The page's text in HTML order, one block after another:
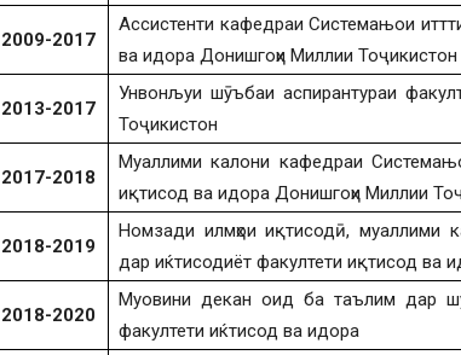
2009-2017
Ассистенти кафедраи Системањои
ва идора Донишгоҳи Миллии Тоҷикистон
2013-2017
Унвонљуи шӯъбаи аспирантураи
Тоҷикистон
2017-2018
Муаллими калони кафедраи
иқтисод ва идора Донишгоҳи Миллии
2018-2019
Номзади илмҳои иқтисодӣ, муаллими
дар иќтисодиёт факултети иқтисод ва
2018-2020
Муовини декан оид ба таълим дар
факултети иќтисод ва идора